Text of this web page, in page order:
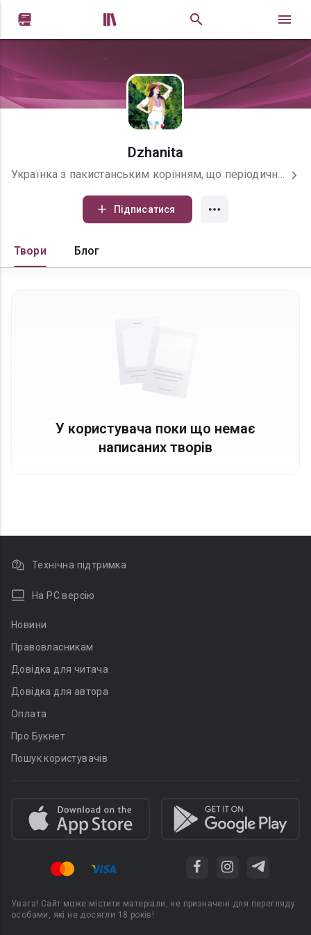
 
Dzhanita
Українка з пакистанським корінням, що періодично проявляє себе в екзотичних танцях. Періодично вправляюся у написанні віршів і вчуся дихати світом, що мене оточує. Обожнюю творчість Б.-І. Антонича, Г. Чубая та Ю. Андруховича.
Підписатися
Твори Блог
У користувача поки що немає
написаних творів
Технічна підтримка
На PC версію
Новини
Правовласникам
Довідка для читача
Довідка для автора
Оплата
Про Букнет
Пошук користувачів
Увага! Сайт може містити матеріали, не призначені для перегляду
особами, які не досягли 18 років!